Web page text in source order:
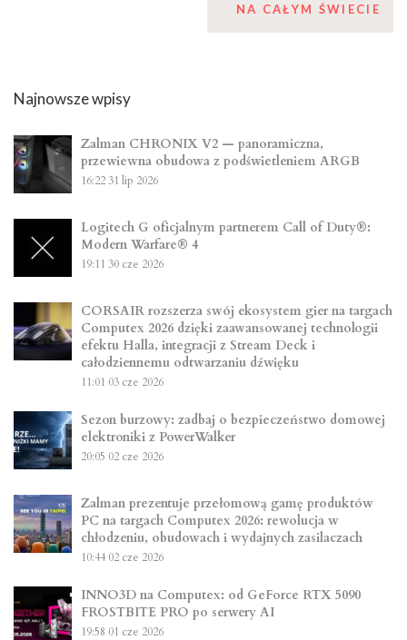
NA CAŁYM ŚWIECIE
Najnowsze wpisy
Zalman CHRONIX V2 — panoramiczna,
przewiewna obudowa z podświetleniem ARGB
16:2231 lip 2026
Logitech G oficjalnym partnerem Call of Duty®:
Modern Warfare® 4
19:11 30 cze 2026
CORSAIR rozszerza swój ekosystem gier na targach
Computex 2026 dzięki zaawansowanej technologii
efektu Halla, integracji z Stream Deck i
całodziennemu odtwarzaniu dźwięku
11:01 03 cze 2026
Sezon burzowy: zadbaj o bezpieczeństwo domowej
elektroniki z PowerWalker
20:05 02 cze 2026
Zalman prezentuje przełomową gamę produktów
PC na targach Computex 2026: rewolucja w
chłodzeniu, obudowach i wydajnych zasilaczach
10:44 02 cze 2026
INNO3D na Computex: od GeForce RTX 5090
FROSTBITE PRO po serwery AI
19:58 01 cze 2026